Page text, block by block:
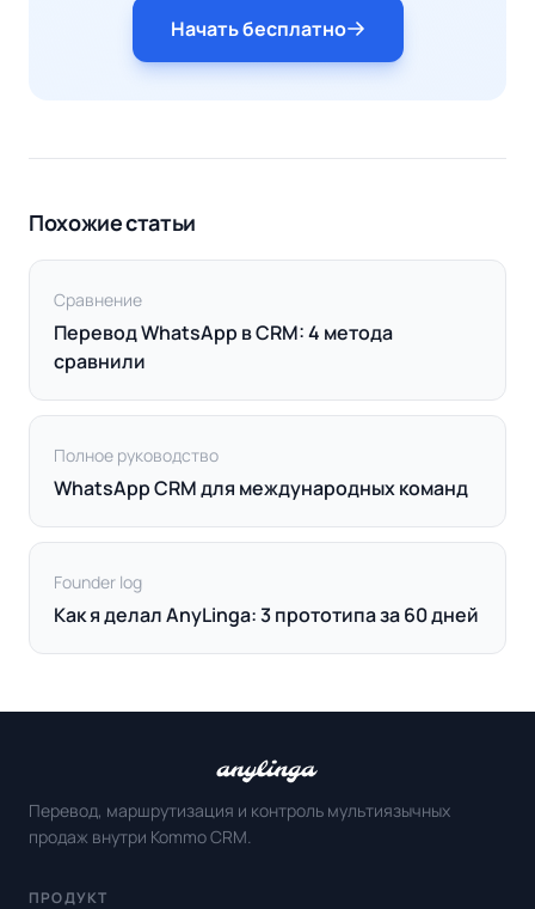
Начать бесплатно
Похожие статьи
Сравнение
Перевод WhatsApp в CRM: 4 метода
сравнили
Полное руководство
WhatsApp CRM для международных команд
Founder log
Как я делал AnyLinga: 3 прототипа за 60 дней
Перевод, маршрутизация и контроль мультиязычных
продаж внутри Kommo CRM.
ПРОДУКТ